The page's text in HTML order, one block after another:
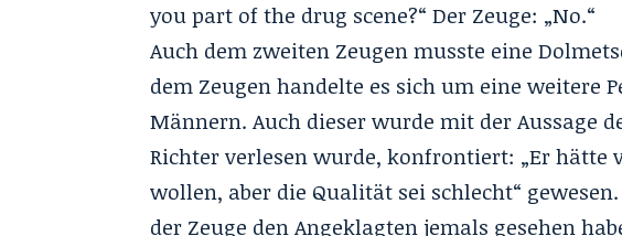
you part of the drug scene?“ Der Zeuge: „No.“
Auch dem zweiten Zeugen musste eine
dem Zeugen handelte es sich um eine weitere
Männern. Auch dieser wurde mit der Aussage
Richter verlesen wurde, konfrontiert: „Er hätte
wollen, aber die Qualität sei schlecht“
der Zeuge den Angeklagten jemals gesehen